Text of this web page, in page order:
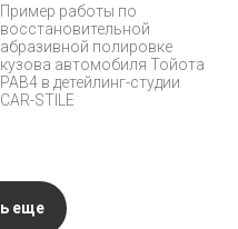
Пример работы по
восстановительной
абразивной полировке
кузова автомобиля Тойота
РАВ4 в детейлинг-студии
CAR-STILE
еще